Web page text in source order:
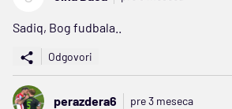
Sadiq, Bog fudbala..
Odgovori
perazdera6 pre 3 meseca